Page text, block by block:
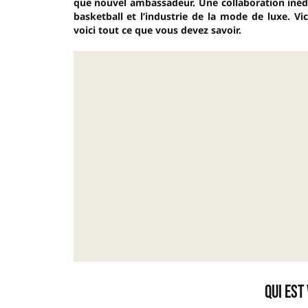
basketball et l’industrie de la mode de luxe.
voici tout ce que vous devez savoir.
Qui